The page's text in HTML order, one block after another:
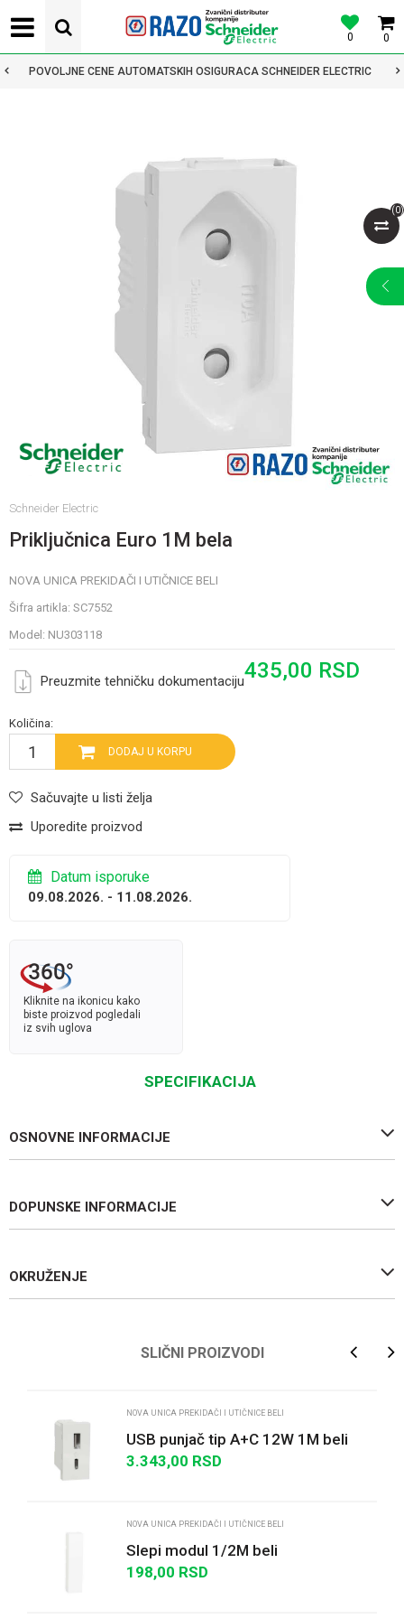
0
0
POVOLJNE CENE AUTOMATSKIH OSIGURACA SCHNEIDER ELECTRIC
(0)
Schneider Electric
Priključnica Euro 1M bela
NOVA UNICA PREKIDAČI I UTIČNICE BELI
Šifra artikla: SC7552
Model: NU303118
Preuzmite tehničku dokumentaciju435,00 RSD
Količina:
DODAJ U KORPU
Sačuvajte u listi želja
Uporedite proizvod
Datum isporuke
09.08.2026. - 11.08.2026.
Kliknite na ikonicu kako
biste proizvod pogledali
iz svih uglova
SPECIFIKACIJA
OSNOVNE INFORMACIJE
DOPUNSKE INFORMACIJE
OKRUŽENJE
SLIČNI PROIZVODI
NOVA UNICA PREKIDAČI I UTIČNICE BELI
USB punjač tip A+C 12W 1M beli
3.343,00 RSD
NOVA UNICA PREKIDAČI I UTIČNICE BELI
Slepi modul 1/2M beli
198,00 RSD